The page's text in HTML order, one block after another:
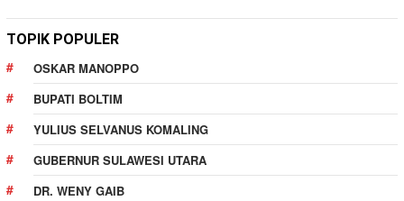
TOPIK POPULER
OSKAR MANOPPO
BUPATI BOLTIM
YULIUS SELVANUS KOMALING
GUBERNUR SULAWESI UTARA
DR. WENY GAIB